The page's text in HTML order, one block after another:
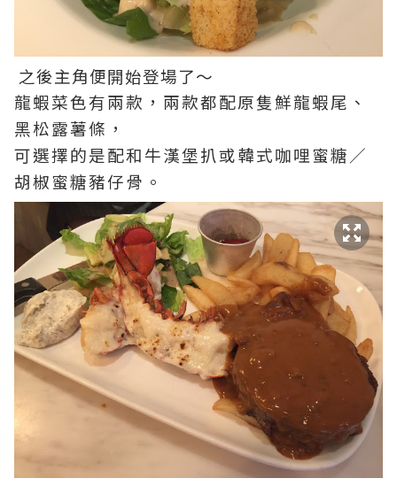
之後主角便開始登場了～
龍蝦菜色有兩款，兩款都配原隻鮮龍蝦尾、
黑松露薯條，
可選擇的是配和牛漢堡扒或韓式咖哩蜜糖／
胡椒蜜糖豬仔骨。